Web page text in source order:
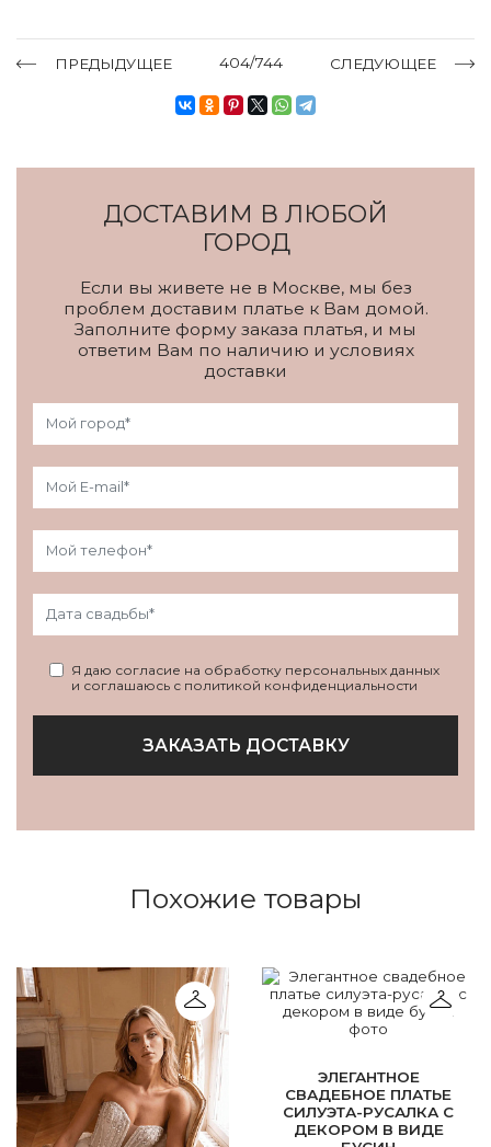
ПРЕДЫДУЩЕЕ 404/744 СЛЕДУЮЩЕЕ
ДОСТАВИМ В ЛЮБОЙ
ГОРОД
Если вы живете не в Москве, мы без
проблем доставим платье к Вам домой.
Заполните форму заказа платья, и мы
ответим Вам по наличию и условиях
доставки
Я даю согласие на обработку персональных данных
и соглашаюсь с политикой конфиденциальности
ЗАКАЗАТЬ ДОСТАВКУ
Похожие товары
ЭЛЕГАНТНОЕ
СВАДЕБНОЕ ПЛАТЬЕ
СИЛУЭТА-РУСАЛКА С
ДЕКОРОМ В ВИДЕ